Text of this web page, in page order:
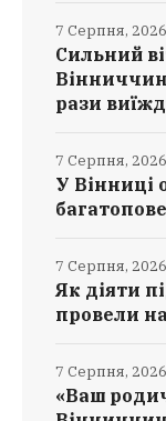
Сильний
рази
7 Серпня, 2026
У Вінниці
7 Серпня, 2026
Як діяти
провели
7 Серпня, 2026
«Ваш
7 Серпня, 2026